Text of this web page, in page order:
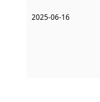
2025-06-16